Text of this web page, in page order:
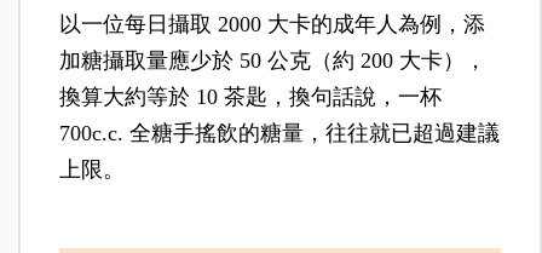
以一位每日攝取 2000 大卡的成年人為例，添
加糖攝取量應少於 50 公克（約 200 大卡），
換算大約等於 10 茶匙，換句話說，一杯
700c.c. 全糖手搖飲的糖量，往往就已超過建議
上限。